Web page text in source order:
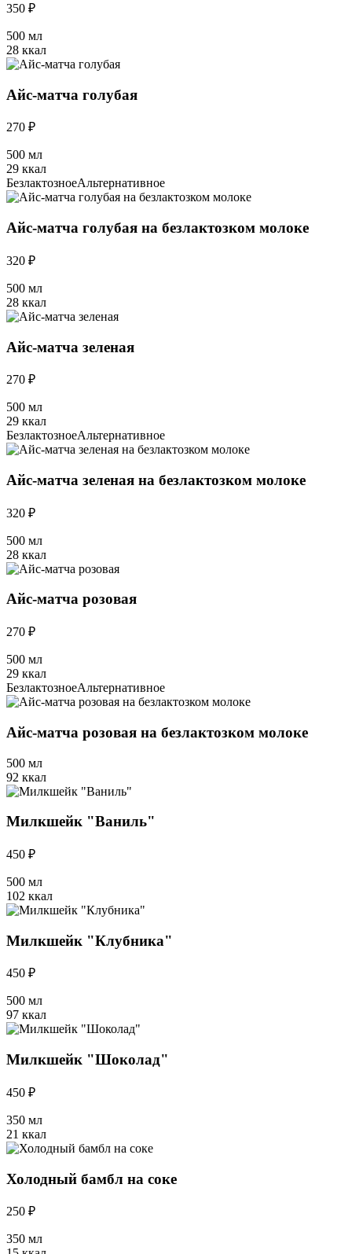
350 ₽
500 мл
28 ккал
Айс-матча голубая
270 ₽
500 мл
29 ккал
БезлактозноеАльтернативное
Айс-матча голубая на безлактозком молоке
320 ₽
500 мл
28 ккал
Айс-матча зеленая
270 ₽
500 мл
29 ккал
БезлактозноеАльтернативное
Айс-матча зеленая на безлактозком молоке
320 ₽
500 мл
28 ккал
Айс-матча розовая
270 ₽
500 мл
29 ккал
БезлактозноеАльтернативное
Айс-матча розовая на безлактозком молоке
500 мл
92 ккал
Милкшейк "Ваниль"
450 ₽
500 мл
102 ккал
Милкшейк "Клубника"
450 ₽
500 мл
97 ккал
Милкшейк "Шоколад"
450 ₽
350 мл
21 ккал
Холодный бамбл на соке
250 ₽
350 мл